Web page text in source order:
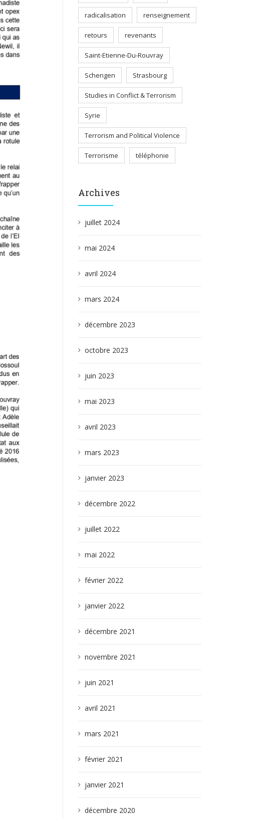
radicalisation renseignement
retours revenants
Saint-Etienne-Du-Rouvray
Schengen Strasbourg
Studies in Conflict & Terrorism
Syrie
Terrorism and Political Violence
Terrorisme téléphonie
Archives
juillet 2024
mai 2024
avril 2024
mars 2024
décembre 2023
octobre 2023
juin 2023
mai 2023
avril 2023
mars 2023
janvier 2023
décembre 2022
juillet 2022
mai 2022
février 2022
janvier 2022
décembre 2021
novembre 2021
juin 2021
avril 2021
mars 2021
février 2021
janvier 2021
décembre 2020